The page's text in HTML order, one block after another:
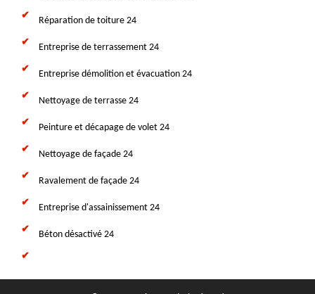
Réparation de toiture 24
Entreprise de terrassement 24
Entreprise démolition et évacuation 24
Nettoyage de terrasse 24
Peinture et décapage de volet 24
Nettoyage de façade 24
Ravalement de façade 24
Entreprise d'assainissement 24
Béton désactivé 24